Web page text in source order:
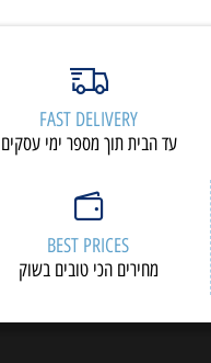
FAST DELIVERY
עד הבית תוך מספר ימי עסקים
BEST PRICES
מחירים הכי טובים בשוק